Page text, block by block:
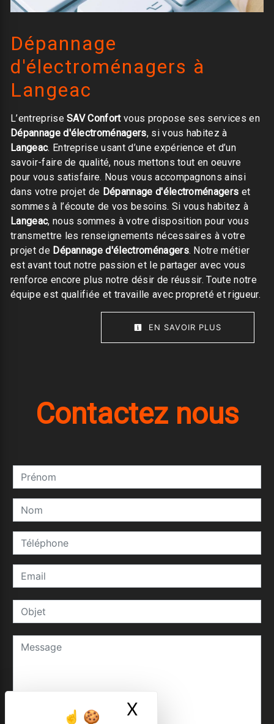
X
Dépannage
d'électroménagers à
Langeac
L’entrepriseSAV Confortvous propose ses services en
Dépannage d'électroménagers, si vous habitez à
Langeac. Entreprise usant d’une expérience et d’un
savoir-faire de qualité, nous mettons tout en oeuvre
pour vous satisfaire. Nous vous accompagnons ainsi
dans votre projet de Dépannage d'électroménagers et
sommes à l’écoute de vos besoins. Si vous habitez à
Langeac, nous sommes à votre disposition pour vous
transmettre les renseignements nécessaires à votre
projet de Dépannage d'électroménagers. Notre métier
est avant tout notre passion et le partager avec vous
renforce encore plus notre désir de réussir. Toute notre
équipe est qualifiée et travaille avec propreté et rigueur.
EN SAVOIR PLUS
Contactez nous